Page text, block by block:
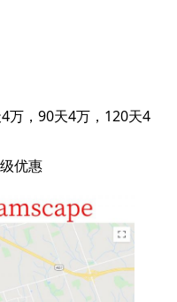
万，90天4万，120天4
优惠